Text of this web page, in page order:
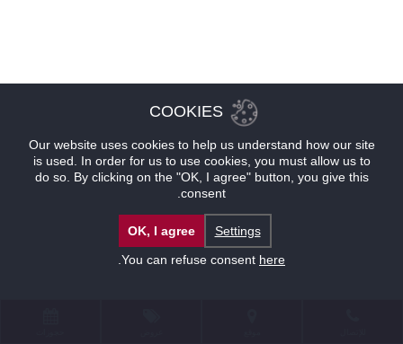
COOKIES
Our website uses cookies to help us understand how our site
is used. In order for us to use cookies, you must allow us to
do so. By clicking on the "OK, I agree" button, you give this
consent.
Settings
OK, I agree
You can refuse consent here
.